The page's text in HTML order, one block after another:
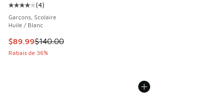
Cote moyenne du client - [4 sur 5 étoiles], 4 commentaires
(4)
Garçons, Scolaire
Huile / Blanc
Cet article est en solde. Le prix est passé de $140.00 à
$89.99$140.00
Rabais de 36%